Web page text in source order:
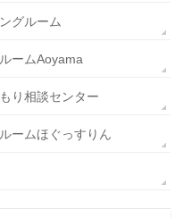
グルーム
ームAoyama
り相談センター
ームほぐっすりん